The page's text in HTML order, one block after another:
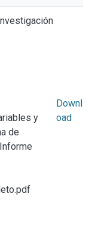
y
de
Downl
oad